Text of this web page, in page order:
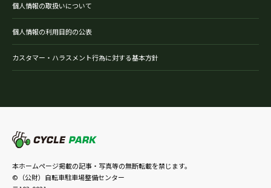
個人情報の取扱いについて
個人情報の利用目的の公表
カスタマー・ハラスメント行為に対する基本方針
本ホームページ掲載の記事・写真等の無断転載を禁じます。
©（公財）自転車駐車場整備センター